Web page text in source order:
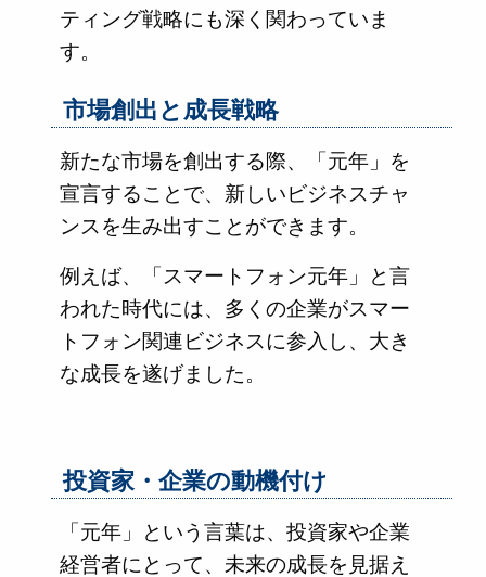
ティング戦略にも深く関わっていま
す。
市場創出と成長戦略
新たな市場を創出する際、「元年」を
宣言することで、新しいビジネスチャ
ンスを生み出すことができます。
例えば、「スマートフォン元年」と言
われた時代には、多くの企業がスマー
トフォン関連ビジネスに参入し、大き
な成長を遂げました。
投資家・企業の動機付け
「元年」という言葉は、投資家や企業
経営者にとって、未来の成長を見据え